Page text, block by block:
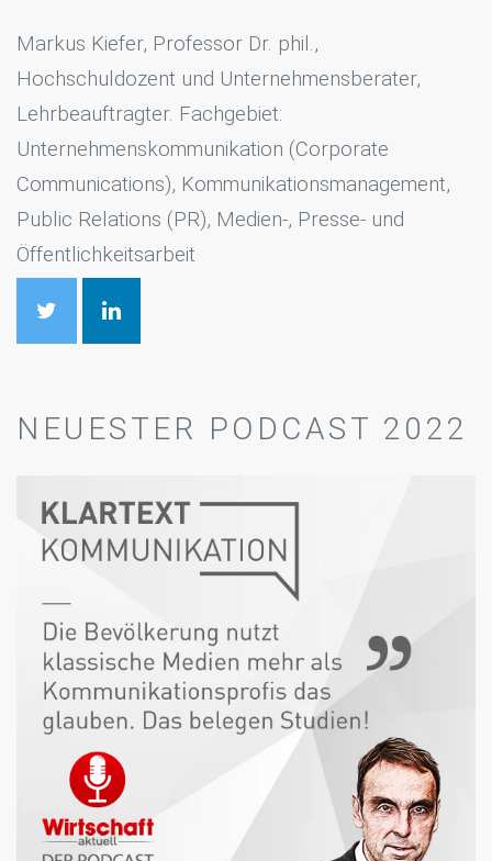
Markus Kiefer, Professor Dr. phil.,
Hochschuldozent und Unternehmensberater,
Lehrbeauftragter. Fachgebiet:
Unternehmenskommunikation (Corporate
Communications), Kommunikationsmanagement,
Public Relations (PR), Medien-, Presse- und
Öffentlichkeitsarbeit
NEUESTER PODCAST 2022